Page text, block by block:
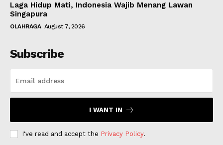
Laga Hidup Mati, Indonesia Wajib Menang Lawan
Singapura
OLAHRAGA August 7, 2026
Subscribe
I WANT IN
I've read and accept the Privacy Policy.